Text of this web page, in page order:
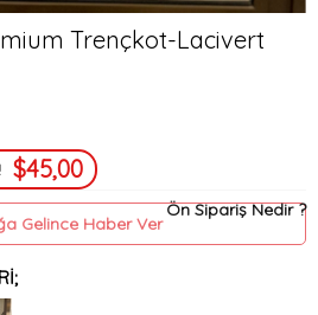
Trençkot-Lacivert
$45,00
Ön Sipariş Nedir ?
Gelince Haber Ver